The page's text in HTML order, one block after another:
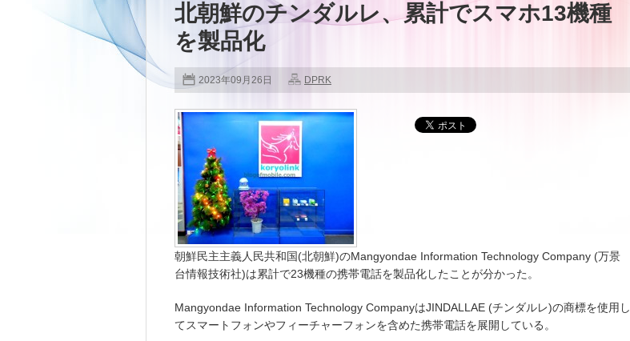
北朝鮮のチンダルレ、累計でスマホ13機種
を製品化
2023年09月26日 DPRK
朝鮮民主主義人民共和国(北朝鮮)のMangyondae Information Technology Company (万景
台情報技術社)は累計で23機種の携帯電話を製品化したことが分かった。
Mangyondae Information Technology CompanyはJINDALLAE (チンダルレ)の商標を使用し
てスマートフォンやフィーチャーフォンを含めた携帯電話を展開している。